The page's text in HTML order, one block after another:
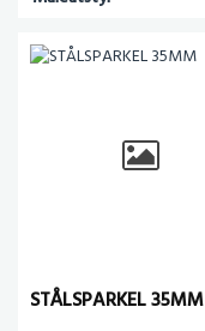
STÅLSPARKEL 35MM